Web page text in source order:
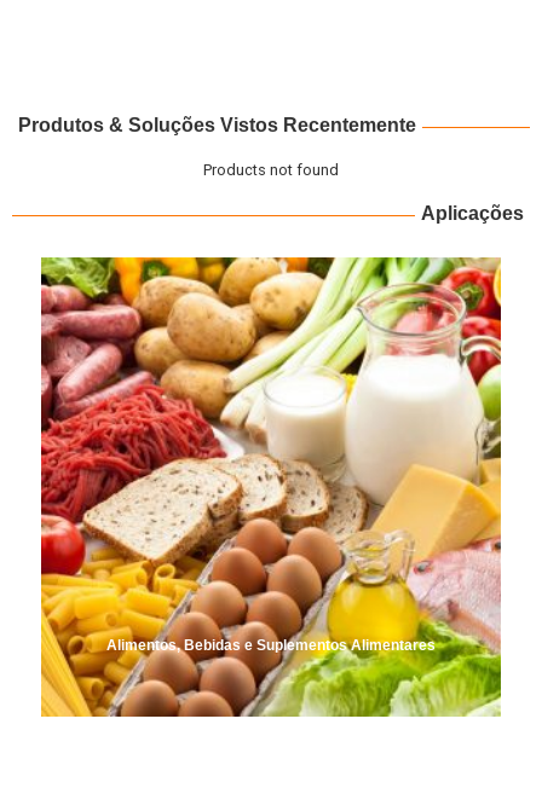
Produtos & Soluções Vistos Recentemente
Products not found
Aplicações
Alimentos, Bebidas e Suplementos Alimentares